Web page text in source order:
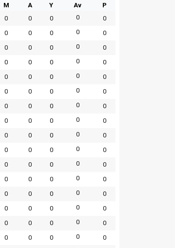
M A Y Av P
0 0 0 0 0
0 0 0 0 0
0 0 0 0 0
0 0 0 0 0
0 0 0 0 0
0 0 0 0 0
0 0 0 0 0
0 0 0 0 0
0 0 0 0 0
0 0 0 0 0
0 0 0 0 0
0 0 0 0 0
0 0 0 0 0
0 0 0 0 0
0 0 0 0 0
0 0 0 0 0